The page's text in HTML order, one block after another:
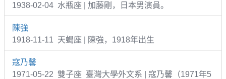
1938-02-04 水瓶座 | 加藤剛，日本男演員。
陳強
1918-11-11 天蝎座 | 陳強，1918年出生
寇乃馨
1971-05-22 雙子座 臺灣大學外文系 | 寇乃馨（1971年5